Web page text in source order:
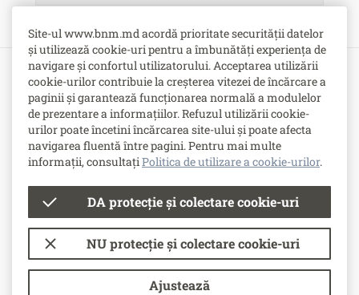
Site-ul www.bnm.md acordă prioritate securității datelor
și utilizează cookie-uri pentru a îmbunătăți experiența de
navigare și confortul utilizatorului. Acceptarea utilizării
cookie-urilor contribuie la creșterea vitezei de încărcare a
paginii și garantează funcționarea normală a modulelor
de prezentare a informațiilor. Refuzul utilizării cookie-
urilor poate încetini încărcarea site-ului și poate afecta
navigarea fluentă între pagini. Pentru mai multe
informații, consultațiPolitica de utilizare a cookie-urilor.
DA protecție și colectare cookie-uri
NU protecție și colectare cookie-uri
Ajustează
Bulevardul Grigore Vieru nr. 1,
MD-2005, Chişinău, Republica Moldova
-Contacte
-Posturi vacante
© Banca Națională a Moldovei
Condiții de utilizare
Politica de utilizare a cookie-urilor